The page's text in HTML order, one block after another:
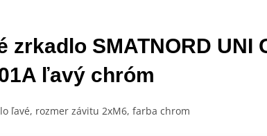
zrkadlo SMATNORD UNI
ľavý chróm
ľavé, rozmer závitu 2xM6, farba chrom